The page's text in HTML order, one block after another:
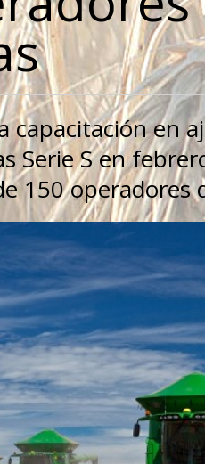
capacitación en
Serie S en
150 operadores